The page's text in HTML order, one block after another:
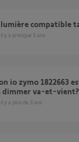
compatible
il y a presque 3 ans
dimmer va-et-vient?
il y a plus de 3 ans